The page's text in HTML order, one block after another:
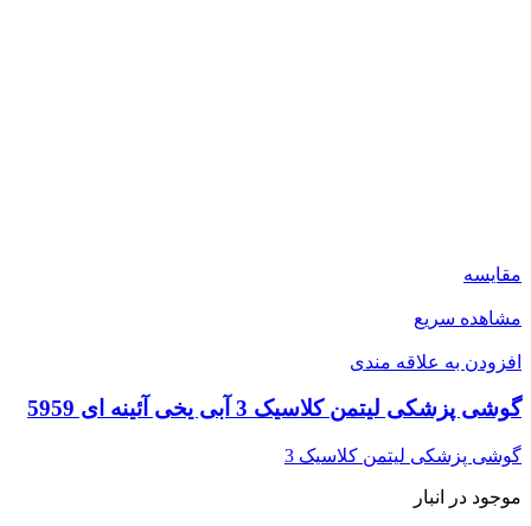
مقایسه
مشاهده سریع
افزودن به علاقه مندی
گوشی پزشکی لیتمن کلاسیک 3 آبی یخی آئینه ای 5959
گوشی پزشکی لیتمن کلاسیک 3
موجود در انبار